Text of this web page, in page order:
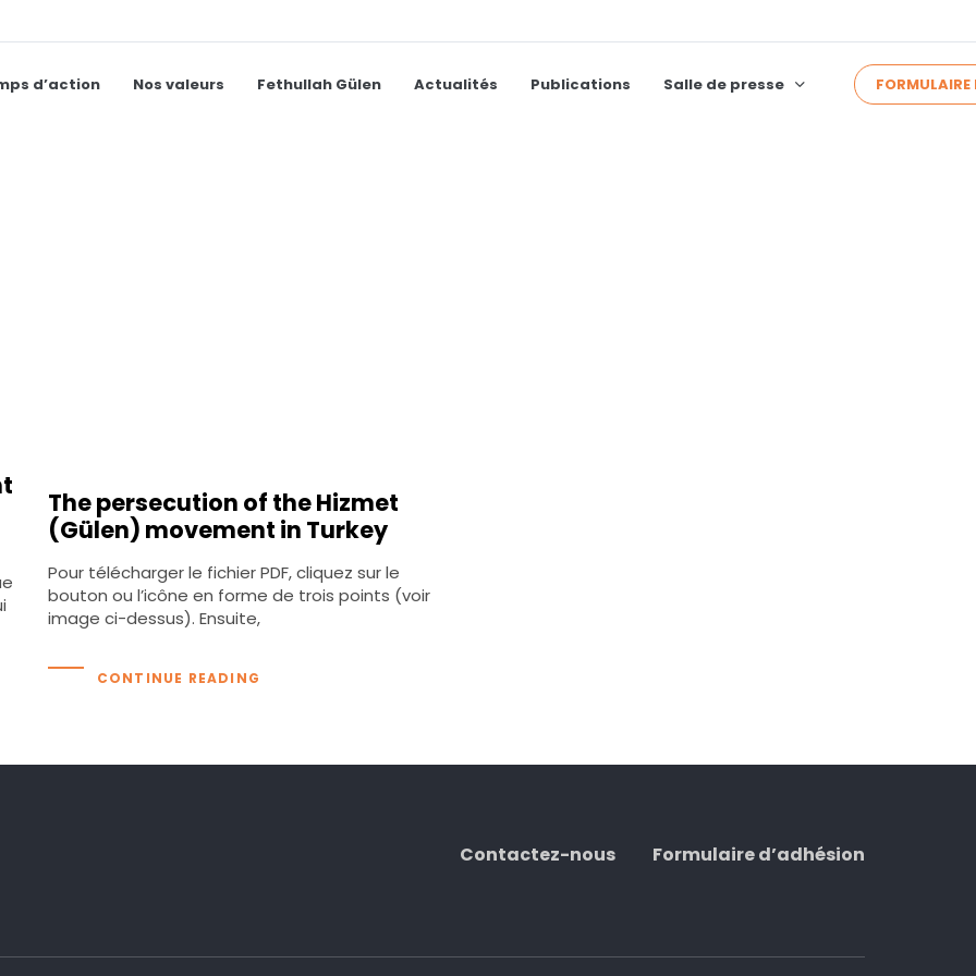
d’action Nos valeurs Fethullah Gülen Actualités Publications Salle de presse FORMULAIRE
The persecution of the Hizmet
(Gülen) movement in Turkey
Pour télécharger le fichier PDF, cliquez sur le
bouton ou l’icône en forme de trois points (voir
image ci-dessus). Ensuite,
CONTINUE READING
Contactez-nous Formulaire d’adhésion